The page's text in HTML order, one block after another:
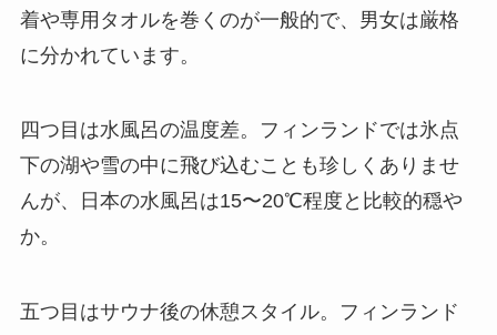
着や専用タオルを巻くのが一般的で、男女は厳格
に分かれています。
四つ目は水風呂の温度差。フィンランドでは氷点
下の湖や雪の中に飛び込むことも珍しくありませ
んが、日本の水風呂は15〜20℃程度と比較的穏や
か。
五つ目はサウナ後の休憩スタイル。フィンランド